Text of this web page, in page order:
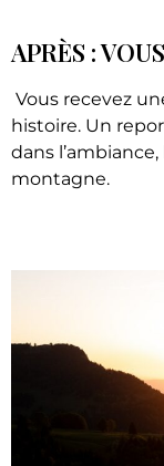
APRÈS :
Vous recevez
histoire. Un
dans
montagne.